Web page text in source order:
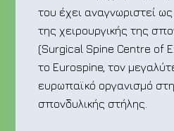
του έχει αναγνωριστεί
της χειρουργικής της
(Surgical Spine Centre of
το Eurospine, τον
ευρωπαϊκό οργανισμό
σπονδυλικής στήλης.